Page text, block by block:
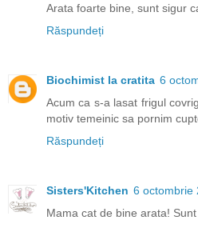
Arata foarte bine, sunt sigur
Răspundeți
Biochimist la cratita 6
Acum ca s-a lasat frigul
motiv temeinic sa pornim
Răspundeți
Sisters'Kitchen 6 octombrie
Mama cat de bine arata!